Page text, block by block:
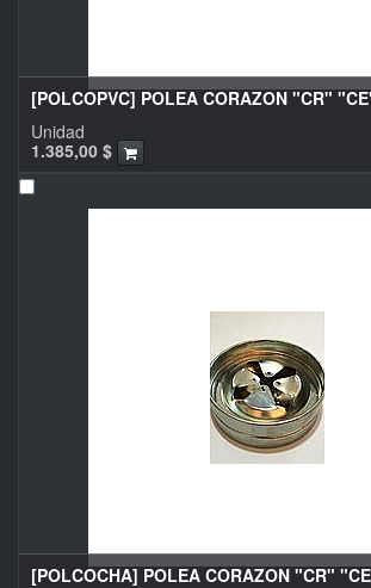
[POLCOPVC] POLEA CORAZON "CR"
1.385,00 $
Unidad
[POLCOCHA] POLEA CORAZON "CR"